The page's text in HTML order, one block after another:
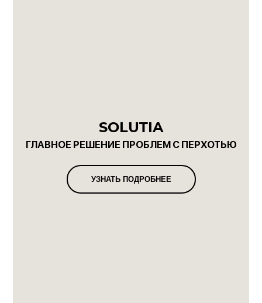
SOLUTIA
ГЛАВНОЕ РЕШЕНИЕ ПРОБЛЕМ С ПЕРХОТЬЮ
УЗНАТЬ ПОДРОБНЕЕ